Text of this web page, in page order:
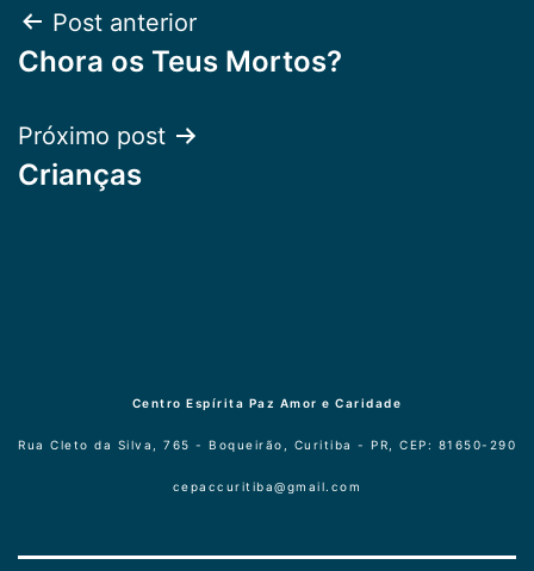
Navegação
de
Post
Post anterior
Chora os Teus Mortos?
Próximo post
Crianças
Centro Espírita Paz Amor e Caridade
Rua Cleto da Silva, 765 - Boqueirão, Curitiba - PR, CEP: 81650-290
cepaccuritiba@gmail.com